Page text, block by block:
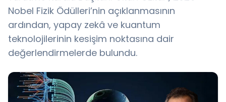
Nobel Fizik Ödülleri’nin açıklanmasının
ardından, yapay zekâ ve kuantum
teknolojilerinin kesişim noktasına dair
değerlendirmelerde bulundu.